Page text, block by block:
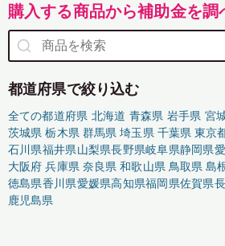
購入する商品から補助金を調
都道府県で絞り込む
全ての都道府県 北海道 青森県 岩手県 宮
茨城県 栃木県 群馬県 埼玉県 千葉県 東京
石川県福井県山梨県長野県岐阜県静岡県
大阪府 兵庫県 奈良県 和歌山県 鳥取県 島
徳島県香川県愛媛県高知県福岡県佐賀県
鹿児島県